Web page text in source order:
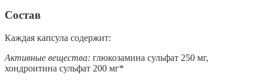
Состав
Каждая капсула содержит:
Активные вещества: глюкозамина сульфат 250 мг,
хондроитина сульфат 200 мг*